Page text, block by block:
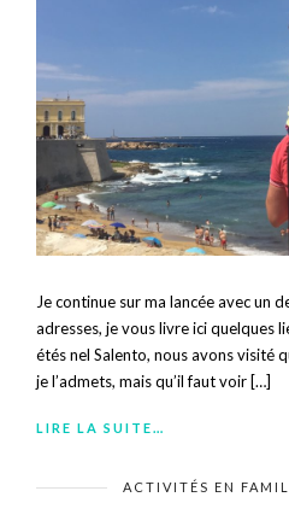
Je continue sur ma lancée avec un
adresses, je vous livre ici quelques
étés nel Salento, nous avons visité
je l’admets, mais qu’il faut voir […]
LIRE LA SUITE…
ACTIVITÉS EN